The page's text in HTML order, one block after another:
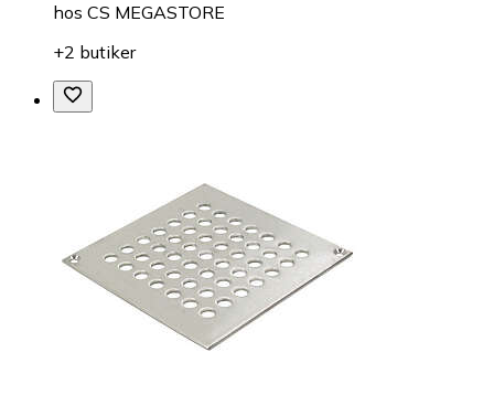
hos CS MEGASTORE
+2 butiker